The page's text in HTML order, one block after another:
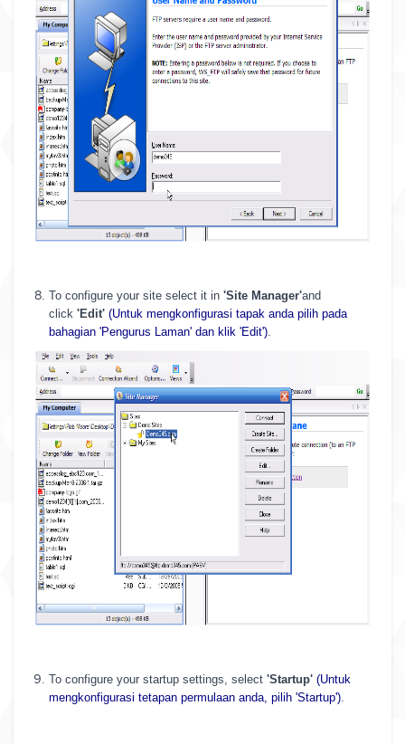
To configure your site select it in 'Site Manager'and
click 'Edit' (Untuk mengkonfigurasi tapak anda pilih pada
bahagian 'Pengurus Laman' dan klik 'Edit').
To configure your startup settings, select 'Startup' (Untuk
mengkonfigurasi tetapan permulaan anda, pilih 'Startup').